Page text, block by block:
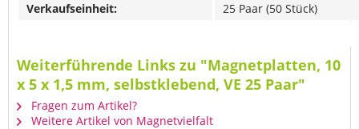
Verkaufseinheit: 25 Paar (50 Stück)
Weiterführende Links zu "Magnetplatten, 10
x 5 x 1,5 mm, selbstklebend, VE 25 Paar"
Fragen zum Artikel?
Weitere Artikel von Magnetvielfalt